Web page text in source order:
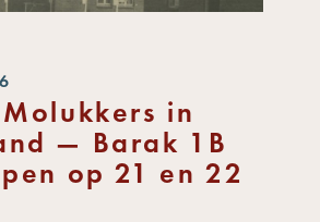
in
— Barak 1B
op 21 en 22